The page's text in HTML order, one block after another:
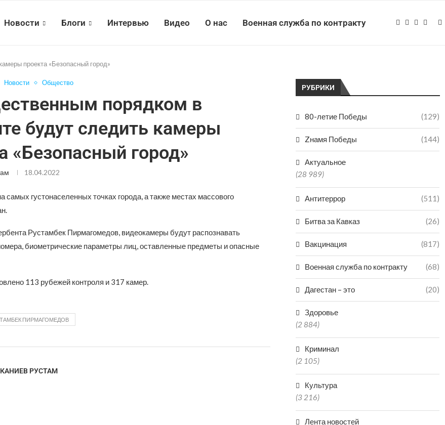
Новости Блоги Интервью Видео О нас Военная служба по контракту
проекта «Безопасный город»
Новости Общество
порядком в
будут следить камеры
«Безопасный город»
18.04.2022
густонаселенных точках города, а также местах массового
Рустамбек Пирмагомедов, видеокамеры будут распознавать
биометрические параметры лиц, оставленные предметы и опасные
113 рубежей контроля и 317 камер.
ПИРМАГОМЕДОВ
КАНИЕВ РУСТАМ
РУБРИКИ
80-летие Победы (129)
Zнамя Победы (144)
Актуальное
(28 989)
Антитеррор (511)
Битва за Кавказ (26)
Вакцинация (817)
Военная служба по контракту (68)
Дагестан – это (20)
Здоровье
(2 884)
Криминал
(2 105)
Культура
(3 216)
Лента новостей